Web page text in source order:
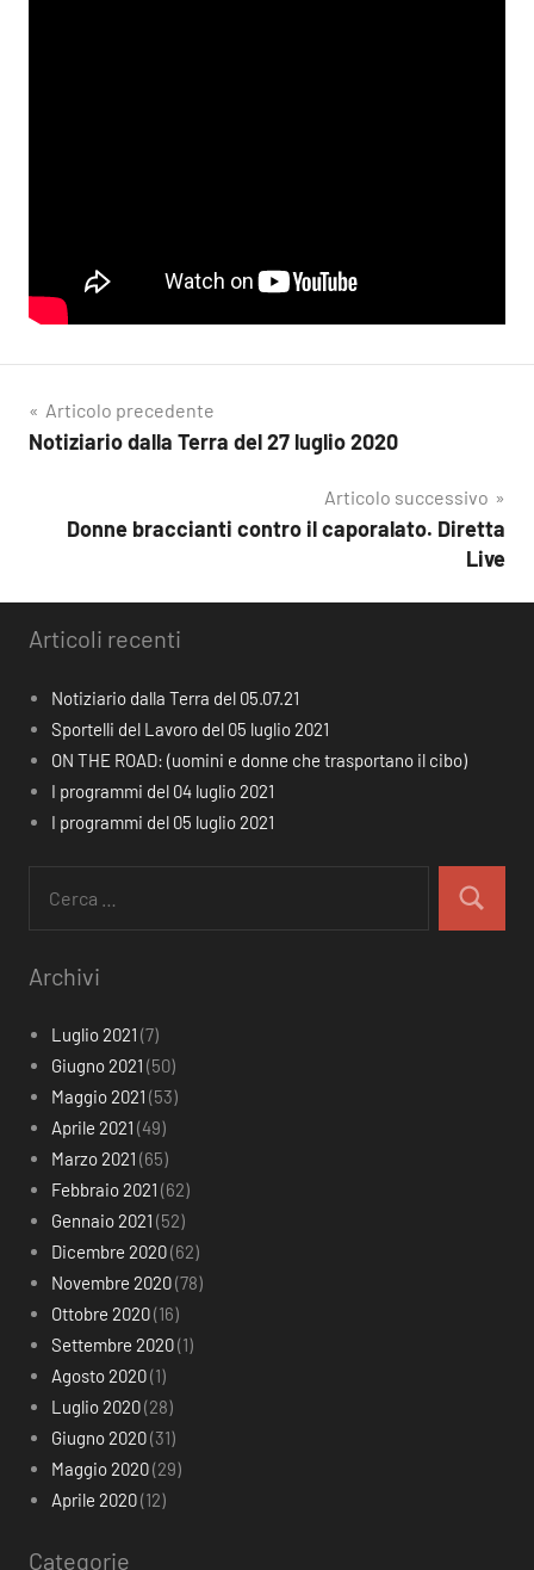
Navigazione
articoli
Articolo precedente
Notiziario dalla Terra del 27 luglio 2020
Articolo successivo
Donne braccianti contro il caporalato. Diretta
Live
Articoli recenti
Notiziario dalla Terra del 05.07.21
Sportelli del Lavoro del 05 luglio 2021
ON THE ROAD: (uomini e donne che trasportano il cibo)
I programmi del 04 luglio 2021
I programmi del 05 luglio 2021
per:
Cerca
Archivi
Luglio 2021 (7)
Giugno 2021 (50)
Maggio 2021 (53)
Aprile 2021 (49)
Marzo 2021 (65)
Febbraio 2021 (62)
Gennaio 2021 (52)
Dicembre 2020(62)
Novembre 2020(78)
Ottobre 2020(16)
Settembre 2020(1)
Agosto 2020(1)
Luglio 2020(28)
Giugno 2020(31)
Maggio 2020(29)
Aprile 2020(12)
Categorie